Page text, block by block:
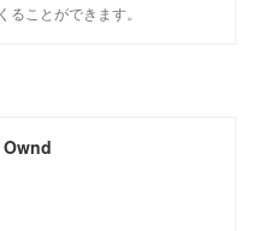
ることができます。